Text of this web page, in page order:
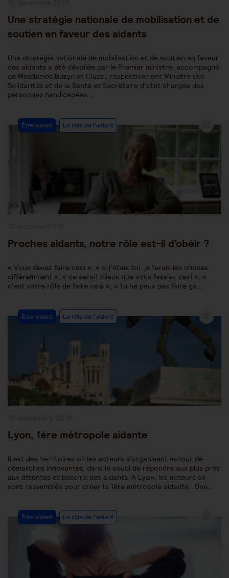
Une stratégie nationale de mobilisation et de
soutien en faveur des aidants
Une stratégie nationale de mobilisation et de soutien en faveur
des aidants a été dévoilée par le Premier ministre, accompagné
de Mesdames Buzyn et Cluzel, respectivement Ministre des
Solidarités et de la Santé et Secrétaire d’Etat chargée des
personnes handicapées.…
Post
Category:
Être aidant Le rôle de l'aidant
Proches aidants, notre rôle est-il d’obéir ?
« Vous devez faire ceci », « si j’étais toi, je ferais les choses
différemment », « ce serait mieux que vous fassiez ceci », «
c’est votre rôle de faire cela », « tu ne peux pas faire ça…
Post
Être aidant Le rôle de l'aidant
Lyon, 1ère métropole aidante
Il est des territoires où les acteurs s’organisent autour de
démarches innovantes, dans le souci de répondre aux plus près
aux attentes et besoins des aidants. A Lyon, les acteurs se
sont rassemblés pour créer la 1ère métropole aidante. Une…
Post
Category:
Être aidant Le rôle de l'aidant